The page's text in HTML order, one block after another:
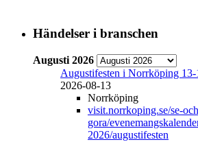
Händelser i branschen
Augusti 2026
Augustifesten i Norrköping 13-
2026-08-13
Norrköping
visit.norrkoping.se/se-
gora/
2026/augustifesten